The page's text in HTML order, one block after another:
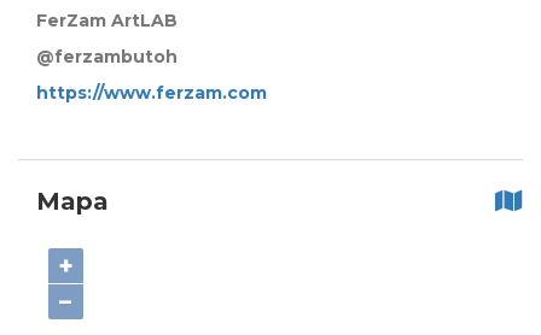
FerZam ArtLAB
@ferzambutoh
https://www.ferzam.com
Mapa
+
−